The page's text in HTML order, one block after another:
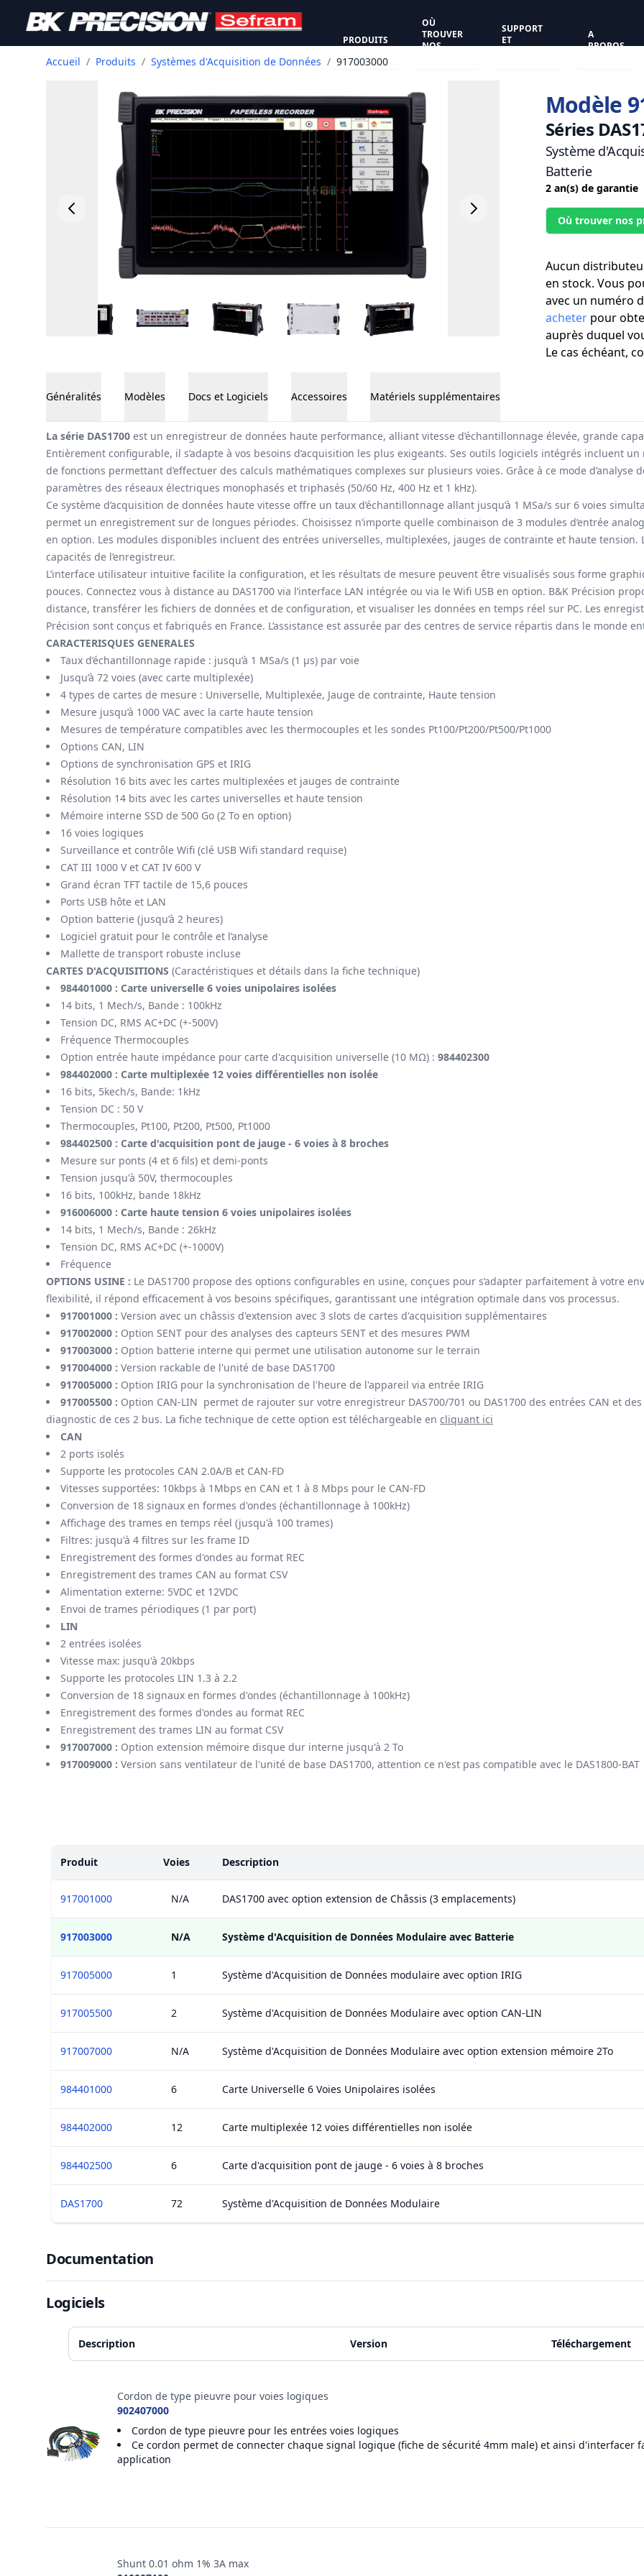
PRODUITS
OÙ
TROUVER
NOS
SUPPORT
ET
A
PROPOS
Accueil / Produits / Systèmes d'Acquisition de Données / 917003000
Modèle
Séries
Système
Batterie
2 an(s) de garantie
Où trouver nos
Aucun
en stock. Vous
avec un numéro
acheterpour
auprès duquel
Le cas échéant,
Généralités Modèles Docs et Logiciels Accessoires Matériels supplémentaires
Généralités
La série DAS1700 est un enregistreur de données haute performance, alliant vitesse d’échantillonnage élevée, grande
Entièrement configurable, il s’adapte à vos besoins d’acquisition les plus exigeants. Ses outils logiciels intégrés incluent
de fonctions permettant d’effectuer des calculs mathématiques complexes sur plusieurs voies. Grâce à ce mode
paramètres des réseaux électriques monophasés et triphasés (50/60 Hz, 400 Hz et 1 kHz).
Ce système d’acquisition de données haute vitesse offre un taux d’échantillonnage allant jusqu’à 1 MSa/s sur 6 voies
permet un enregistrement sur de longues périodes. Choisissez n’importe quelle combinaison de 3 modules d’entrée
en option. Les modules disponibles incluent des entrées universelles, multiplexées, jauges de contrainte et haute tension.
capacités de l’enregistreur.
L’interface utilisateur intuitive facilite la configuration, et les résultats de mesure peuvent être visualisés sous forme
pouces. Connectez vous à distance au DAS1700 via l’interface LAN intégrée ou via le Wifi USB en option. B&K Précision
distance, transférer les fichiers de données et de configuration, et visualiser les données en temps réel sur PC. Les
Précision sont conçus et fabriqués en France. L’assistance est assurée par des centres de service répartis dans le monde
CARACTERISQUES GENERALES
Taux d’échantillonnage rapide : jusqu’à 1 MSa/s (1 μs) par voie
Jusqu’à 72 voies (avec carte multiplexée)
4 types de cartes de mesure : Universelle, Multiplexée, Jauge de contrainte, Haute tension
Mesure jusqu’à 1000 VAC avec la carte haute tension
Mesures de température compatibles avec les thermocouples et les sondes Pt100/Pt200/Pt500/Pt1000
Options CAN, LIN
Options de synchronisation GPS et IRIG
Résolution 16 bits avec les cartes multiplexées et jauges de contrainte
Résolution 14 bits avec les cartes universelles et haute tension
Mémoire interne SSD de 500 Go (2 To en option)
16 voies logiques
Surveillance et contrôle Wifi (clé USB Wifi standard requise)
CAT III 1000 V et CAT IV 600 V
Grand écran TFT tactile de 15,6 pouces
Ports USB hôte et LAN
Option batterie (jusqu’à 2 heures)
Logiciel gratuit pour le contrôle et l’analyse
Mallette de transport robuste incluse
CARTES D'ACQUISITIONS (Caractéristiques et détails dans la fiche technique)
984401000 : Carte universelle 6 voies unipolaires isolées
14 bits, 1 Mech/s, Bande : 100kHz
Tension DC, RMS AC+DC (+-500V)
Fréquence Thermocouples
Option entrée haute impédance pour carte d'acquisition universelle (10 MΩ) : 984402300
984402000 : Carte multiplexée 12 voies différentielles non isolée
16 bits, 5kech/s, Bande: 1kHz
Tension DC : 50 V
Thermocouples, Pt100, Pt200, Pt500, Pt1000
984402500 : Carte d'acquisition pont de jauge - 6 voies à 8 broches
Mesure sur ponts (4 et 6 fils) et demi-ponts
Tension jusqu'à 50V, thermocouples
16 bits, 100kHz, bande 18kHz
916006000 : Carte haute tension 6 voies unipolaires isolées
14 bits, 1 Mech/s, Bande : 26kHz
Tension DC, RMS AC+DC (+-1000V)
Fréquence
OPTIONS USINE : Le DAS1700 propose des options configurables en usine, conçues pour s’adapter parfaitement à votre
flexibilité, il répond efficacement à vos besoins spécifiques, garantissant une intégration optimale dans vos processus.
917001000 : Version avec un châssis d'extension avec 3 slots de cartes d'acquisition supplémentaires
917002000 : Option SENT pour des analyses des capteurs SENT et des mesures PWM
917003000 : Option batterie interne qui permet une utilisation autonome sur le terrain
917004000 : Version rackable de l'unité de base DAS1700
917005000 : Option IRIG pour la synchronisation de l'heure de l'appareil via entrée IRIG
917005500 : Option CAN-LIN permet de rajouter sur votre enregistreur DAS700/701 ou DAS1700 des entrées CAN et
diagnostic de ces 2 bus. La fiche technique de cette option est téléchargeable en cliquant ici
CAN
2 ports isolés
Supporte les protocoles CAN 2.0A/B et CAN-FD
Vitesses supportées: 10kbps à 1Mbps en CAN et 1 à 8 Mbps pour le CAN-FD
Conversion de 18 signaux en formes d'ondes (échantillonnage à 100kHz)
Affichage des trames en temps réel (jusqu'à 100 trames)
Filtres: jusqu'à 4 filtres sur les frame ID
Enregistrement des formes d'ondes au format REC
Enregistrement des trames CAN au format CSV
Alimentation externe: 5VDC et 12VDC
Envoi de trames périodiques (1 par port)
LIN
2 entrées isolées
Vitesse max: jusqu'à 20kbps
Supporte les protocoles LIN 1.3 à 2.2
Conversion de 18 signaux en formes d'ondes (échantillonnage à 100kHz)
Enregistrement des formes d'ondes au format REC
Enregistrement des trames LIN au format CSV
917007000 : Option extension mémoire disque dur interne jusqu'à 2 To
917009000 : Version sans ventilateur de l'unité de base DAS1700, attention ce n'est pas compatible avec le DAS1800-BAT
Produit
Voies Description
917001000 N/A DAS1700 avec option extension de Châssis (3 emplacements)
917003000 N/A Système d'Acquisition de Données Modulaire avec Batterie
917005000 1 Système d'Acquisition de Données modulaire avec option IRIG
917005500 2 Système d'Acquisition de Données Modulaire avec option CAN-LIN
917007000 N/A Système d'Acquisition de Données Modulaire avec option extension mémoire 2To
984401000 6 Carte Universelle 6 Voies Unipolaires isolées
984402000 12 Carte multiplexée 12 voies différentielles non isolée
984402500 6 Carte d'acquisition pont de jauge - 6 voies à 8 broches
DAS1700 72 Système d'Acquisition de Données Modulaire
Documents
Documentation
Logiciels
Description Version
Téléchargement
Cordon de type pieuvre pour voies logiques
902407000
Cordon de type pieuvre pour les entrées voies logiques
Ce cordon permet de connecter chaque signal logique (fiche de sécurité 4mm male) et ainsi
application
Shunt 0.01 ohm 1% 3A max